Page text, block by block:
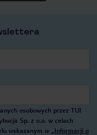
osobowych przez TUI
Sp. z o.o. w celach
wskazanym w „Informacji o